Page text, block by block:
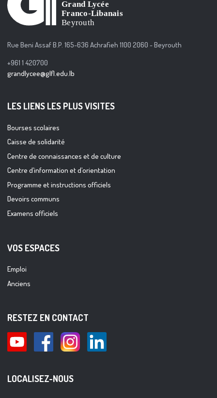
Rue Beni Assaf B.P. 165-636 Achrafieh 1100 2060 - Beyrouth
+961 1 420700
grandlycee@glfl.edu.lb
LES LIENS LES PLUS VISITES
Bourses scolaires
Caisse de solidarité
Centre de connaissances et de culture
Centre d’information et d’orientation
Programme et instructions officiels
Devoirs communs
Examens officiels
VOS ESPACES
Emploi
Anciens
RESTEZ EN CONTACT
LOCALISEZ-NOUS